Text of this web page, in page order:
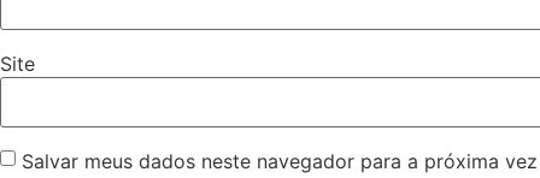
Site
Salvar meus dados neste navegador para a próxima